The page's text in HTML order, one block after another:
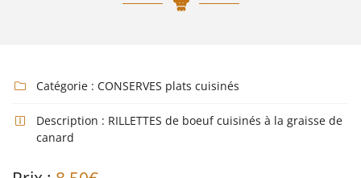
 Catégorie : CONSERVES plats cuisinés
 Description : RILLETTES de boeuf cuisinés à la graisse de
canard